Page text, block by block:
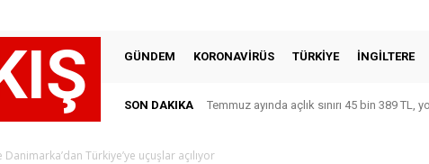
GÜNDEM KORONAVİRÜS TÜRKİYE İNGİLTERE
SON DAKIKA Temmuz ayında açlık sınırı 45 bin 389 TL,
Türkiye’ye uçuşlar açılıyor